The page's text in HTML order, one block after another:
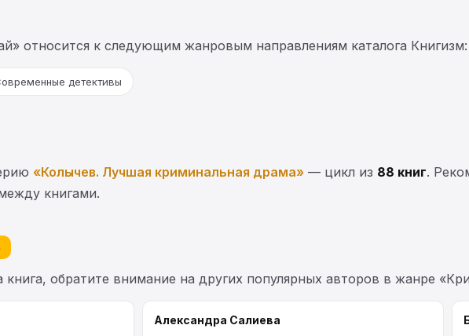
относится к следующим жанровым направлениям каталога Книгизм:
детективы
«Колычев. Лучшая криминальная драма» — цикл из 88 книг.
книгами.
книга, обратите внимание на других популярных авторов в жанре
Александра Салиева